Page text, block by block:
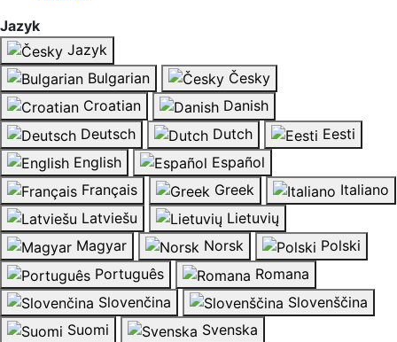
Jazyk
Jazyk
Bulgarian
Česky
Croatian
Danish
Deutsch
Dutch
Eesti
English
Español
Français
Greek
Italiano
Latviešu
Lietuvių
Magyar
Norsk
Polski
Português
Romana
Slovenčina
Slovenščina
Suomi
Svenska